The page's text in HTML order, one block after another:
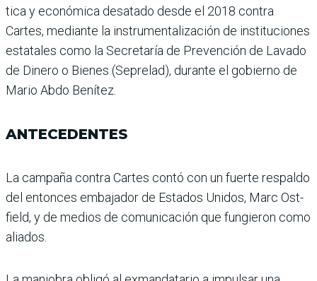
tica y económica desatado desde el 2018 contra
Cartes, mediante la instrumentali­zación de instituciones
esta­tales como la Secretaría de Prevención de Lavado
de Dinero o Bienes (Seprelad), durante el gobierno de
Mario Abdo Benítez.
ANTECEDENTES
La campaña contra Cartes contó con un fuerte respaldo
del entonces embajador de Estados Unidos, Marc Ost­
field, y de medios de comu­nicación que fungieron como
aliados.